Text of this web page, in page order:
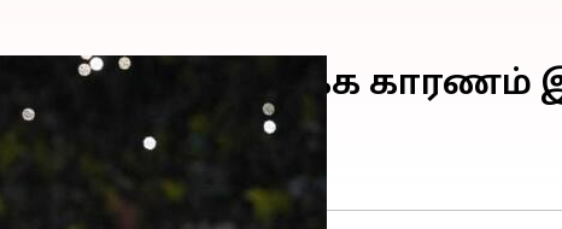
காலமாக நீடிக்க காரணம்